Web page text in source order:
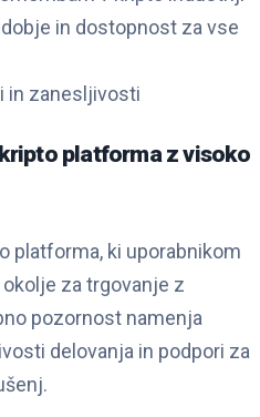
in dostopnost za vse
in zanesljivosti
platforma z visoko
platforma, ki uporabnikom
za trgovanje z
pozornost namenja
delovanja in podpori za